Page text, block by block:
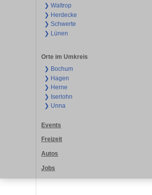
❯ Waltrop
❯ Herdecke
❯ Schwerte
❯ Lünen
Orte im Umkreis
❯ Bochum
❯ Hagen
❯ Herne
❯ Iserlohn
❯ Unna
Events
Freizeit
Autos
Jobs